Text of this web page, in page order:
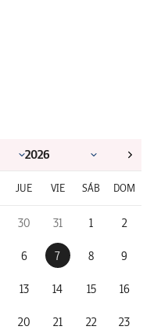
JUE VIE SÁB DOM
30 31 1 2
6 7 8 9
13 14 15 16
20 21 22 23